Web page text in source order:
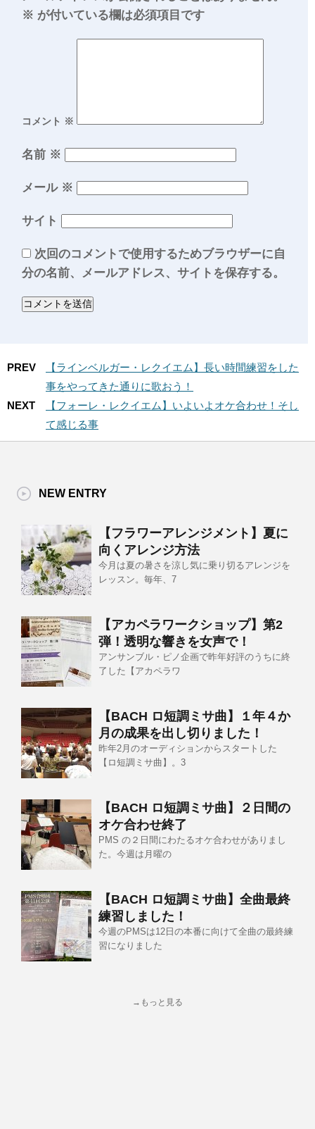
※ が付いている欄は必須項目です
コメント ※
名前 ※
メール ※
サイト
次回のコメントで使用するためブラウザーに自
分の名前、メールアドレス、サイトを保存する。
PREV
【ラインベルガー・レクイエム】長い時間練習をした
事をやってきた通りに歌おう！
NEXT
【フォーレ・レクイエム】いよいよオケ合わせ！そし
て感じる事
NEW ENTRY
【フラワーアレンジメント】夏に
向くアレンジ方法
今月は夏の暑さを涼し気に乗り切るアレンジを
レッスン。毎年、7
【アカペラワークショップ】第2
弾！透明な響きを女声で！
アンサンブル・ピノ企画で昨年好評のうちに終
了した【アカペラワ
【BACH ロ短調ミサ曲】１年４か
月の成果を出し切りました！
昨年2月のオーディションからスタートした
【ロ短調ミサ曲】。3
【BACH ロ短調ミサ曲】２日間の
オケ合わせ終了
PMS の２日間にわたるオケ合わせがありまし
た。今週は月曜の
【BACH ロ短調ミサ曲】全曲最終
練習しました！
今週のPMSは12日の本番に向けて全曲の最終練
習になりました
→もっと見る